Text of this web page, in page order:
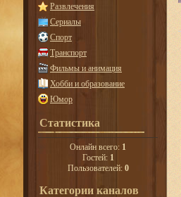
Развлечения
Сериалы
Спорт
Транспорт
Фильмы и анимация
Хобби и образование
Юмор
Статистика
Онлайн всего: 1
Гостей: 1
Пользователей: 0
Категории каналов